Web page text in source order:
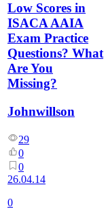
Low Scores in
ISACA AAIA
Exam Practice
Questions? What
Are You
Missing?
Johnwillson
29
0
0
26.04.14
0